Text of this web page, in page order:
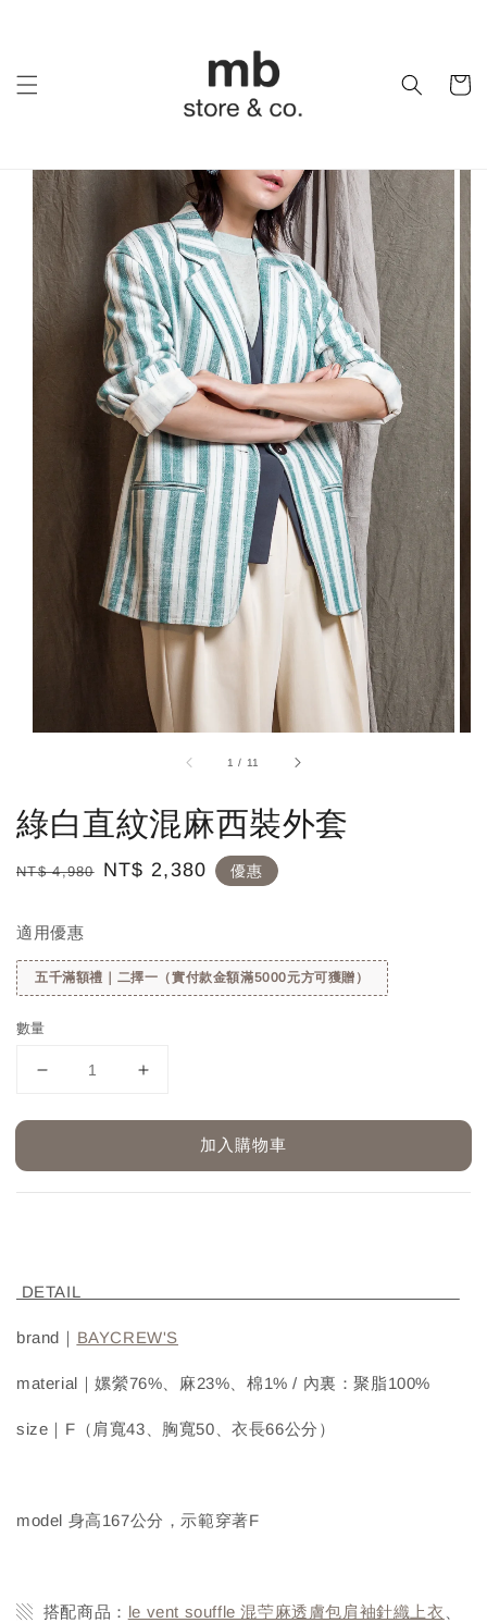
1 / 11
綠白直紋混麻西裝外套
Regular
NT$ 4,980
Sale
NT$ 2,380 優惠
適用優惠
五千滿額禮｜二擇一（實付款金額滿5000元方可獲贈）
數量
加入購物車
DETAIL
brand｜ BAYCREW'S
material｜嫘縈76%、麻23%、棉1% / 內裏：聚脂100%
size｜F（肩寬43、胸寬50、衣長66公分）
model 身高167公分，示範穿著F
▧ 搭配商品： le vent souffle 混苧麻透膚包肩袖針織上衣